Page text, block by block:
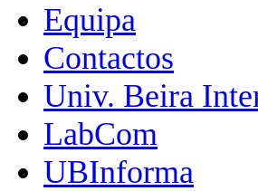
Equipa
Contactos
Univ. Beira
LabCom
UBInforma